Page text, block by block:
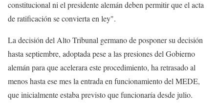
constitucional ni el presidente alemán deben permitir que el acta
de ratificación se convierta en ley".
La decisión del Alto Tribunal germano de posponer su decisión
hasta septiembre, adoptada pese a las presiones del Gobierno
alemán para que acelerara este procedimiento, ha retrasado al
menos hasta ese mes la entrada en funcionamiento del MEDE,
que inicialmente estaba previsto que funcionaría desde julio.